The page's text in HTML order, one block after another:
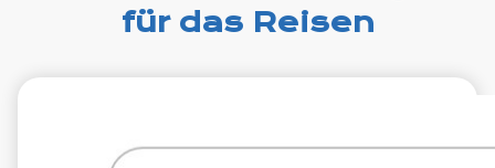
für das Reisen